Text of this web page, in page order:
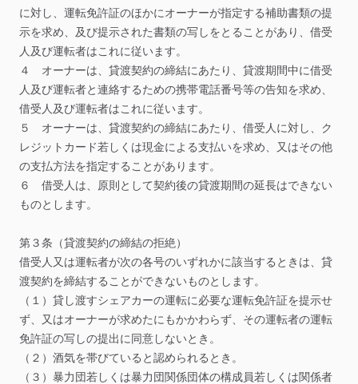
に対し、運転免許証のほかにオーナーが指定する補助書類の提
示を求め、及び提示された書類の写しをとることがあり、借受
人及び運転者はこれに従います。
４
オーナーは、貸渡契約の締結にあたり、貸渡期間中に借受
人及び運転者と連絡するための携帯電話番号等の告知を求め、
借受人及び運転者はこれに従います。
５
オーナーは、貸渡契約の締結にあたり、借受人に対し、ク
レジットカード若しくは現金による支払いを求め、又はその他
の支払方法を指定することがあります。
６
借受人は、原則として契約後の貸渡期間の延長はできない
ものとします。
第３条（貸渡契約の締結の拒絶）
借受人又は運転者が次の各号のいずれかに該当するときは、貸
渡契約を締結することができないものとします。
（１）貸し渡すシェアカーの運転に必要な運転免許証を提示せ
ず、又はオーナーが求めたにもかかわらず、その運転者の運転
免許証の写しの提出に同意しないとき。
（２）酒気を帯びていると認められるとき。
（３）暴力団若しくは暴力団関係団体の構成員若しくは関係者